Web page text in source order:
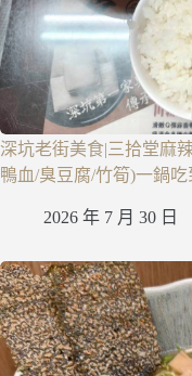
深坑老街美食|三拾堂麻
鴨血/臭豆腐/竹筍)一鍋
2026 年 7 月 30 日